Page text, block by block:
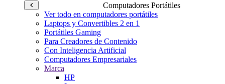
Computadores Portátiles
Ver todo en computadores portátiles
Laptops y Convertibles 2 en 1
Portátiles Gaming
Para Creadores de Contenido
Con Inteligencia Artificial
Computadores Empresariales
Marca
HP